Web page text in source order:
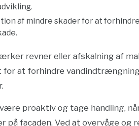
af mindre skader for at
revner eller afskalning af
for at forhindre
proaktiv og tage handling,
på facaden. Ved at overvåge og